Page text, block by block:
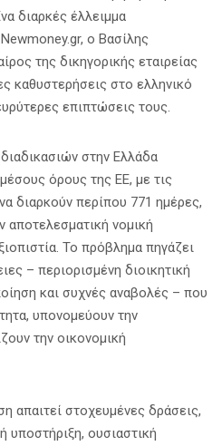
διαρκές έλλειμμα
ο Βασίλης
της δικηγορικής εταιρείας
καθυστερήσεις στο ελληνικό
επιπτώσεις τους.
στην Ελλάδα
όρους της ΕΕ, με τις
διαρκούν περίπου 771 ημέρες,
αποτελεσματική νομική
Το πρόβλημα πηγάζει
– περιορισμένη διοικητική
και συχνές αναβολές – που
υπονομεύουν την
την οικονομική
απαιτεί στοχευμένες δράσεις,
υποστήριξη, ουσιαστική